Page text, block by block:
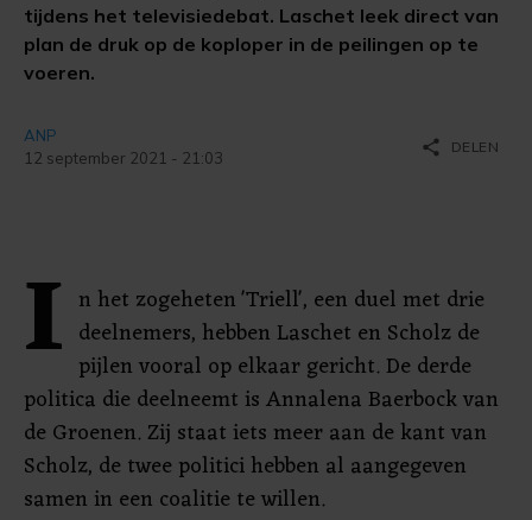
tijdens het televisiedebat. Laschet leek direct van
plan de druk op de koploper in de peilingen op te
voeren.
ANP
12 september 2021 - 21:03
share DELEN
I n het zogeheten 'Triell', een duel met drie
deelnemers, hebben Laschet en Scholz de
pijlen vooral op elkaar gericht. De derde
politica die deelneemt is Annalena Baerbock van
de Groenen. Zij staat iets meer aan de kant van
Scholz, de twee politici hebben al aangegeven
samen in een coalitie te willen.